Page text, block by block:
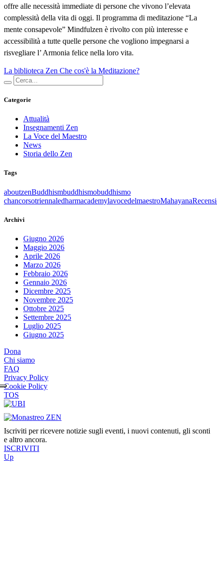
offre alle necessità immediate di persone che vivono l’elevata
complessità della vita di oggi. Il programma di meditazione “La
mente consapevole” Mindfulzen è rivolto con più interesse e
accessibilità a tutte quelle persone che vogliono impegnarsi a
risvegliare l’ Armonia felice nella loro vita.
La biblioteca Zen Che cos'è la Meditazione?
Categorie
Attualità
Insegnamenti Zen
La Voce del Maestro
News
Storia dello Zen
Tags
aboutzenBuddhismbuddhismobuddhismo
chancorsotriennaledharmacademylavocedelmaestroMahayana
Archivi
Giugno 2026
Maggio 2026
Aprile 2026
Marzo 2026
Febbraio 2026
Gennaio 2026
Dicembre 2025
Novembre 2025
Ottobre 2025
Settembre 2025
Luglio 2025
Giugno 2025
Dona
Chi siamo
FAQ
Privacy Policy
Cookie Policy
TOS
Iscriviti per ricevere notizie sugli eventi, i nuovi contenuti, gli sconti
e altro ancora.
ISCRIVITI
Up